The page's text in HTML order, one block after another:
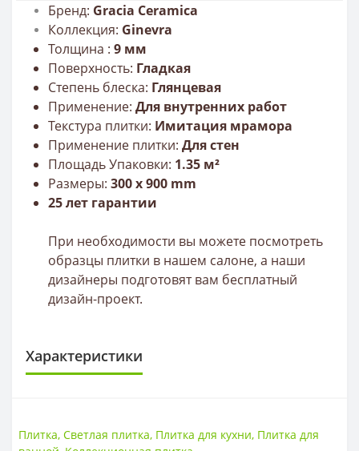
Бренд: Gracia Сeramica
Коллекция: Ginevra
Толщина : 9 мм
Поверхность: Гладкая
Степень блеска: Глянцевая
Применение: Для внутренних работ
Текстура плитки: Имитация мрамора
Применение плитки: Для стен
Площадь Упаковки: 1.35 м²
Размеры: 300x 900 mm
25 лет гарантии
При необходимости вы можете посмотреть
образцы плитки в нашем салоне, а наши
дизайнеры подготовят вам бесплатный
дизайн-проект.
Характеристики
Размер
300*900
Тип
Плитка,Светлая плитка, Плитка для кухни, Плитка для